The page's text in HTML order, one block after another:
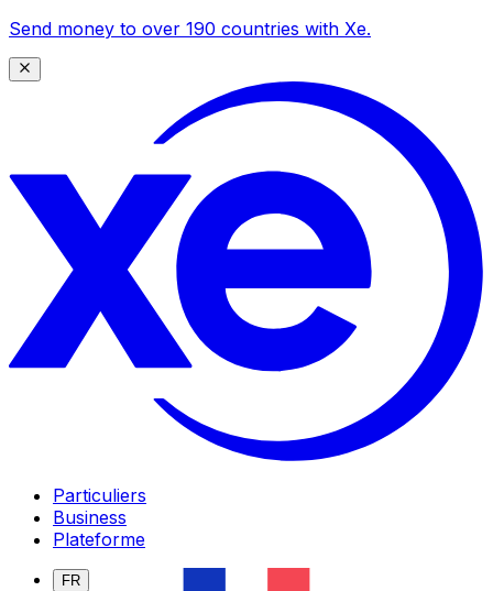
Send money to over 190 countries with Xe.
Particuliers
Business
Plateforme
FR